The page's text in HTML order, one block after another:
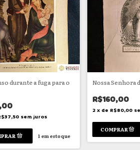
durante a fuga para o
sem juros
1 em estoque
Nossa Senhora
R$160,00
2 x de R$80,00